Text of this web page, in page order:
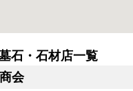
石・石材店一覧
会